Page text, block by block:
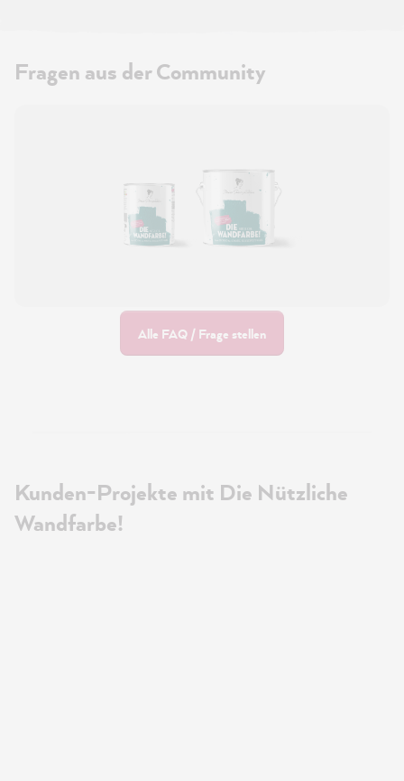
Fragen aus der Community
Alle FAQ / Frage stellen
Kunden-Projekte mit Die Nützliche
Wandfarbe!